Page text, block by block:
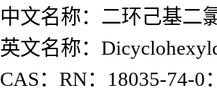
中文名称：二环己基二
英文名称：
CAS：RN：18035-74-0：